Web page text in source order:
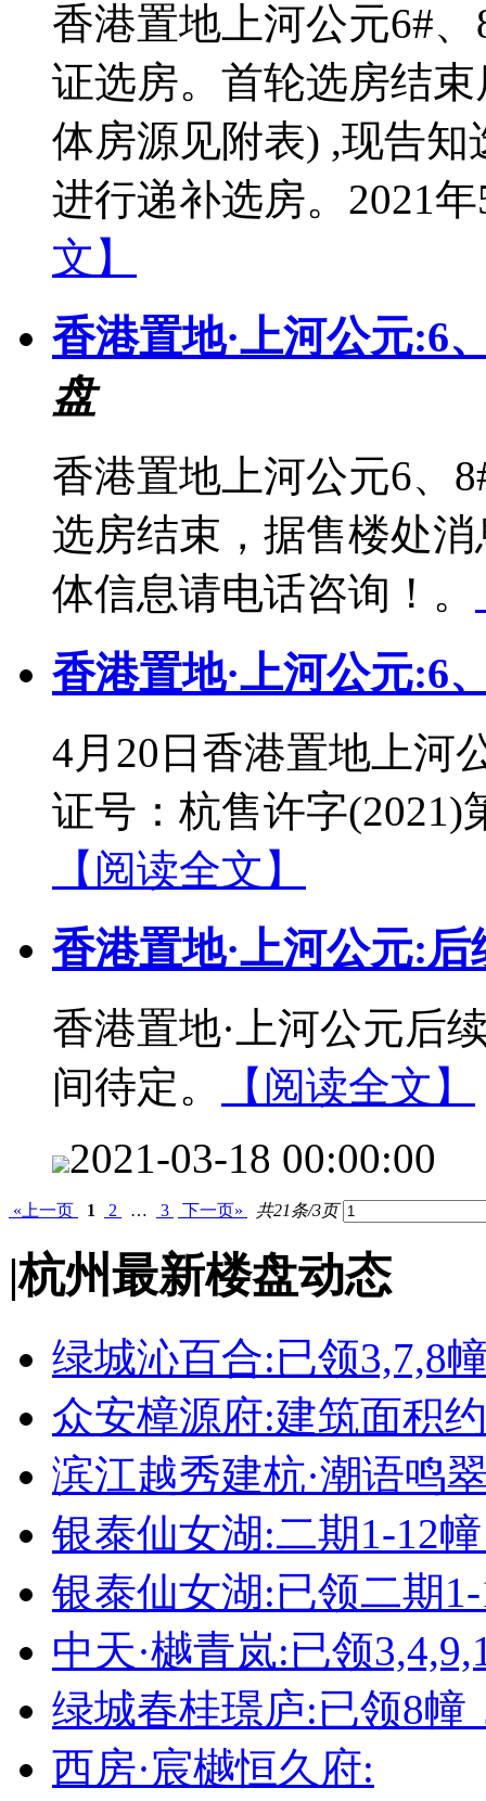
香港置地上河公元6#
证选房。首轮选房结
体房源见附表) ,现告知
进行递补选房。2021
文】
香港置地·上河公元:6
盘
香港置地上河公元6、
选房结束，据售楼处
体信息请电话咨询！。
香港置地·上河公元:6
4月20日香港置地上河
证号：杭售许字(2021)
【阅读全文】
香港置地·上河公元:
香港置地·上河公元后
间待定。
【阅读全文】
2021-03-18 00:00:00
«上一页 1 2 … 3 下一页» 共21条/3页
|杭州最新楼盘动态
绿城沁百合:已领3,7,8
众安樟源府:建筑面积
滨江越秀建杭·潮语鸣
银泰仙女湖:二期1-12
银泰仙女湖:已领二期
中天·樾青岚:已领
绿城春桂璟庐:已领8幢
西房·宸樾恒久府: